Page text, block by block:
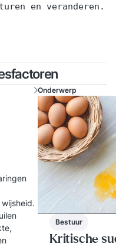
en veranderen.
Onderwerp
Bestuur
Kritische